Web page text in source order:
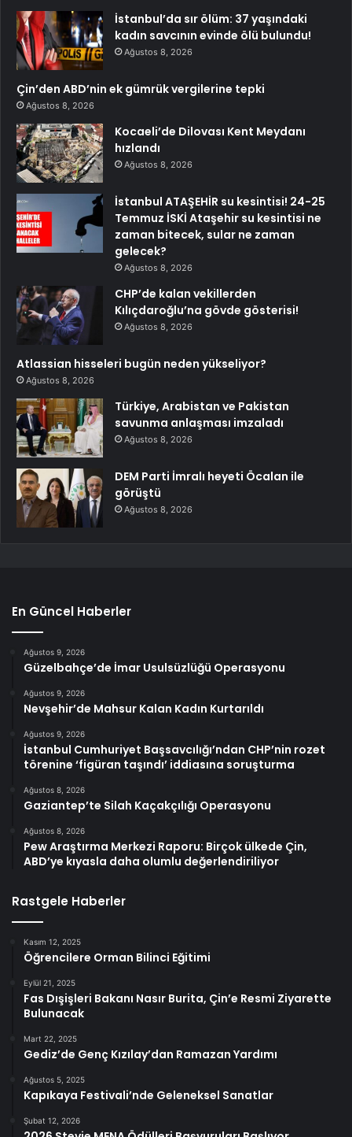
İstanbul’da sır ölüm: 37 yaşındaki
kadın savcının evinde ölü bulundu!
Ağustos 8, 2026
Çin’den ABD’nin ek gümrük vergilerine tepki
Ağustos 8, 2026
Kocaeli’de Dilovası Kent Meydanı
hızlandı
Ağustos 8, 2026
İstanbul ATAŞEHİR su kesintisi! 24-25
Temmuz İSKİ Ataşehir su kesintisi ne
zaman bitecek, sular ne zaman
gelecek?
Ağustos 8, 2026
CHP’de kalan vekillerden
Kılıçdaroğlu’na gövde gösterisi!
Ağustos 8, 2026
Atlassian hisseleri bugün neden yükseliyor?
Ağustos 8, 2026
Türkiye, Arabistan ve Pakistan
savunma anlaşması imzaladı
Ağustos 8, 2026
DEM Parti İmralı heyeti Öcalan ile
görüştü
Ağustos 8, 2026
En Güncel Haberler
Ağustos 9, 2026
Güzelbahçe’de İmar Usulsüzlüğü Operasyonu
Ağustos 9, 2026
Nevşehir’de Mahsur Kalan Kadın Kurtarıldı
Ağustos 9, 2026
İstanbul Cumhuriyet Başsavcılığı’ndan CHP’nin rozet
törenine ‘figüran taşındı’ iddiasına soruşturma
Ağustos 8, 2026
Gaziantep’te Silah Kaçakçılığı Operasyonu
Ağustos 8, 2026
Pew Araştırma Merkezi Raporu: Birçok ülkede Çin,
ABD’ye kıyasla daha olumlu değerlendiriliyor
Rastgele Haberler
Kasım 12, 2025
Öğrencilere Orman Bilinci Eğitimi
Eylül 21, 2025
Fas Dışişleri Bakanı Nasır Burita, Çin’e Resmi Ziyarette
Bulunacak
Mart 22, 2025
Gediz’de Genç Kızılay’dan Ramazan Yardımı
Ağustos 5, 2025
Kapıkaya Festivali’nde Geleneksel Sanatlar
Şubat 12, 2026